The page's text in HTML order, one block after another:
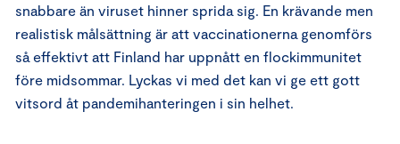
snabbare än viruset hinner sprida sig. En krävande men
realistisk målsättning är att vaccinationerna genomförs
så effektivt att Finland har uppnått en flockimmunitet
före midsommar. Lyckas vi med det kan vi ge ett gott
vitsord åt pandemihanteringen i sin helhet.